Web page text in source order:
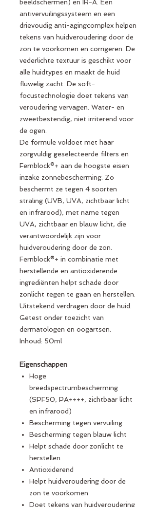
beeldschermen) en IR-A. Een
antivervuilingssysteem en een
drievoudig anti-agingcomplex helpen
tekens van huidveroudering door de
zon te voorkomen en corrigeren. De
vederlichte textuur is geschikt voor
alle huidtypes en maakt de huid
fluwelig zacht. De soft-
focustechnologie doet tekens van
veroudering vervagen. Water- en
zweetbestendig, niet irriterend voor
de ogen.
De formule voldoet met haar
zorgvuldig geselecteerde filters en
Fernblock®+ aan de hoogste eisen
inzake zonnebescherming. Zo
beschermt ze tegen 4 soorten
straling (UVB, UVA, zichtbaar licht
en infrarood), met name tegen
UVA, zichtbaar en blauw licht, die
verantwoordelijk zijn voor
huidveroudering door de zon.
Fernblock®+ in combinatie met
herstellende en antioxiderende
ingrediënten helpt schade door
zonlicht tegen te gaan en herstellen.
Uitstekend verdragen door de huid.
Getest onder toezicht van
dermatologen en oogartsen.
Inhoud: 50ml
Eigenschappen
Hoge
breedspectrumbescherming
(SPF50, PA++++, zichtbaar licht
en infrarood)
Bescherming tegen vervuiling
Bescherming tegen blauw licht
Helpt schade door zonlicht te
herstellen
Antioxiderend
Helpt huidveroudering door de
zon te voorkomen
Doet tekens van huidveroudering